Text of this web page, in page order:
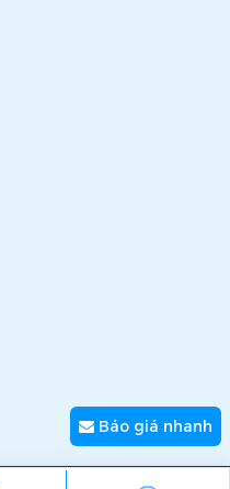
Báo giá nhanh